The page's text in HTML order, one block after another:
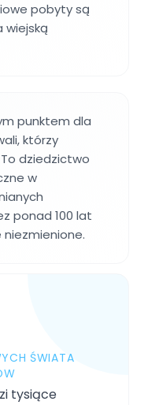
pobyty są
wiejską
punktem dla
którzy
dziedzictwo
w
ponad 100 lat
ŚWIATA
tysiące